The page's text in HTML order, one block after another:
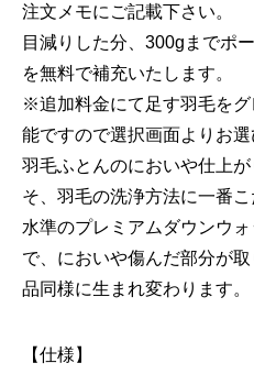
注文メモにご記載下さい。
目減りした分、300gまでポ
を無料で補充いたします。
※追加料金にて足す羽毛を
能ですので選択画面よりお選
羽毛ふとんのにおいや仕上
そ、羽毛の洗浄方法に一番
水準のプレミアムダウンウ
で、においや傷んだ部分が
品同様に生まれ変わります。
【仕様】